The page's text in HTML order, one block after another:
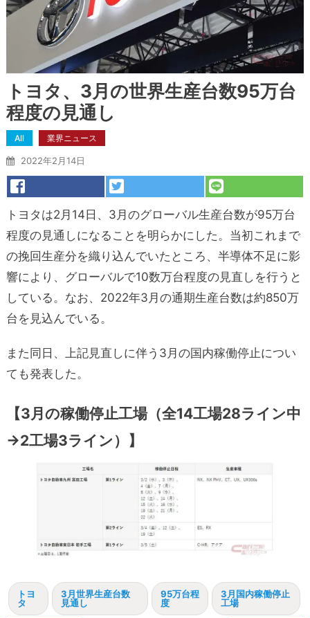
トヨタ、3月の世界生産台数95万台
程度の見通し
All 業界ニュース
2022年2月14日
トヨタは2月14日、3月のグローバル生産台数が95万台
程度の見通しになることを明らかにした。当初これまで
の挽回生産分を織り込んでいたところ、半導体不足に影
響により、グローバルで10数万台程度の見直しを行うと
している。なお、2022年3月の通期生産台数は約850万
台を見込んでいる。
また同日、上記見直しに伴う3月の国内稼働停止につい
ても発表した。
【3月の稼働停止工場（全14工場28ライン中
→2工場3ライン）】
トヨ
タ
3月世界生産台数
見通し
95万台程
度
3月国内稼働停止
工場